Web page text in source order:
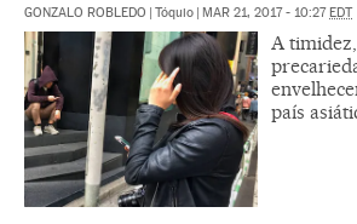
GONZALO ROBLEDO Tóquio MAR 21, 2017 - 10:27 EDT
A
país